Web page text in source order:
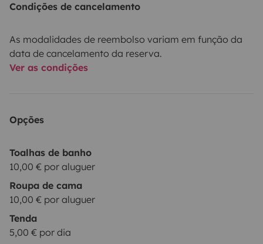
Condições de cancelamento
As modalidades de reembolso variam em função da
data de cancelamento da reserva.
Ver as condições
Opções
Toalhas de banho
10,00 € por aluguer
Roupa de cama
10,00 € por aluguer
Tenda
5,00 € por dia